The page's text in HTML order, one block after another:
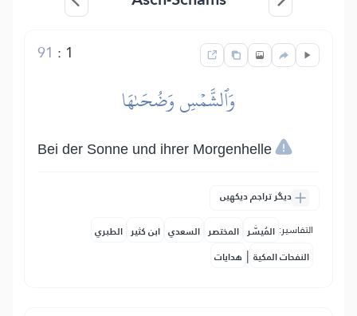
1
:
91
وَٱلشَّمۡسِ وَضُحَىٰهَا
Bei der Sonne und ihrer Morgenhelle
دیگر تراجم دیکھیں
التفاسير: المُيسَّر المختصر السعدي ابن كثير الطبري
النفحات المكية | هدايات